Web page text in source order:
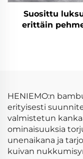
Suosittu
erittäin
HENIEMO:n
erityisesti
valmistetun
ominaisuuksia
unenaikana ja
kuivan